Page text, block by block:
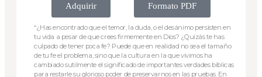
Adquirir Formato PDF
“¿Has encontrado que el temor, la duda, o el desánimo persisten en
tu vida a pesar de que crees firmemente en Dios? ¿Quizás te has
culpado de tener poca fe? Puede que en realidad no sea el tamaño
de tu fe el problema, sino que la cultura en la que vivimos ha
cambiado sutilmente el significado de importantes verdades bíblicas
para restarle su glorioso poder de preservarnos en las pruebas. En